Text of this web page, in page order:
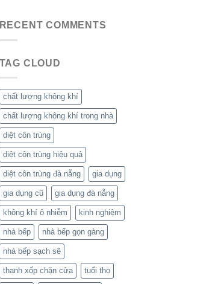
RECENT COMMENTS
TAG CLOUD
chất lượng không khí
chất lượng không khí trong nhà
diệt côn trùng
diệt côn trùng hiệu quả
diệt côn trùng đà nẵng gia dụng
gia dụng cũ gia dụng đà nẵng
không khí ô nhiễm kinh nghiệm
nhà bếp nhà bếp gọn gàng
nhà bếp sạch sẽ
thanh xốp chặn cửa tuổi thọ